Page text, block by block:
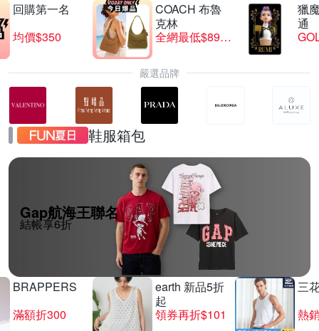
回購第一名
均價$350
COACH 布魯
克林
全網最低$8999
獵
通
嚴選品牌
鞋服箱包
Gap航海王聯名
結帳享6折
BRAPPERS
滿額折300
earth 新品5折
起
領券再折$101
三
熱